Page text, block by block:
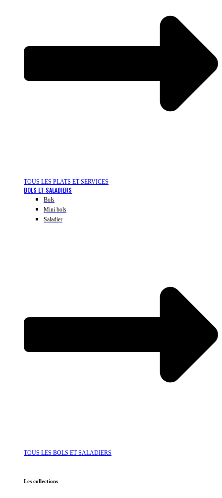
TOUS LES PLATS ET SERVICES
BOLS ET SALADIERS
Bols
Mini bols
Saladier
TOUS LES BOLS ET SALADIERS
Les collections